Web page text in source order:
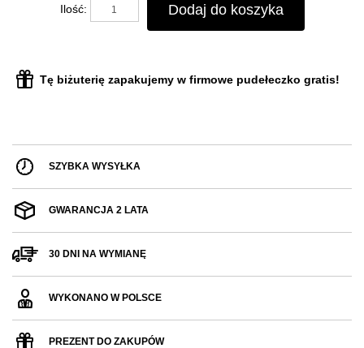
Ilość: Dodaj do koszyka
Tę biżuterię zapakujemy w firmowe pudełeczko gratis!
SZYBKA WYSYŁKA
GWARANCJA 2 LATA
30 DNI NA WYMIANĘ
WYKONANO W POLSCE
PREZENT DO ZAKUPÓW